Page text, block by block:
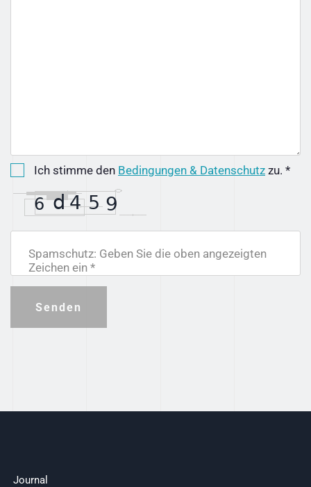
Ich stimme den Bedingungen & Datenschutz zu. *
Spamschutz: Geben Sie die oben angezeigten
Zeichen ein *
Senden
Journal